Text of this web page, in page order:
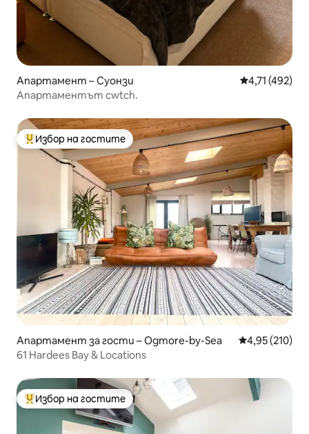
Апартамент – Суонзи Средна
4,71 (492)
Апартаментът cwtch.
Най-популярен избор на гостите
Избор на гостите
Апартамент за гости – Ogmore-by-Sea Средна
4,95 (210)
61 Hardees Bay & Locations
Най-популярен избор на гостите
Избор на гостите